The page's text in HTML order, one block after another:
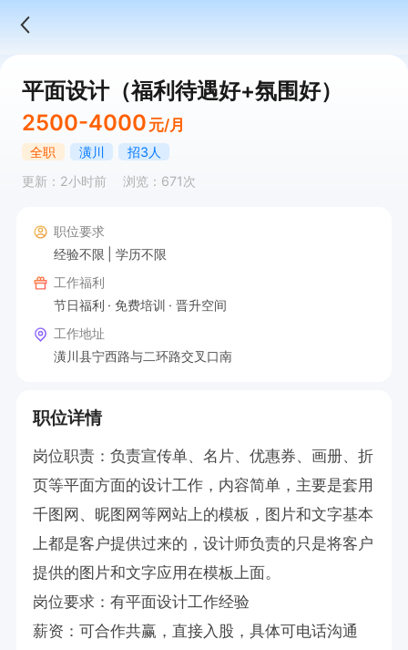
平面设计（福利待遇好+氛围好）
2500-4000 元/月
全职 潢川
招3人
更新：2小时前
浏览：671次
职位要求
经验不限
学历不限
工作福利
节日福利
免费培训
晋升空间
工作地址
潢川县宁西路与二环路交叉口南
职位详情
岗位职责：负责宣传单、名片、优惠券、画册、折
页等平面方面的设计工作，内容简单，主要是套用
千图网、昵图网等网站上的模板，图片和文字基本
上都是客户提供过来的，设计师负责的只是将客户
提供的图片和文字应用在模板上面。
岗位要求：有平面设计工作经验
薪资：可合作共赢，直接入股，具体可电话沟通